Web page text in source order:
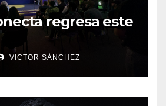
regresa este
VICTOR SÁNCHEZ